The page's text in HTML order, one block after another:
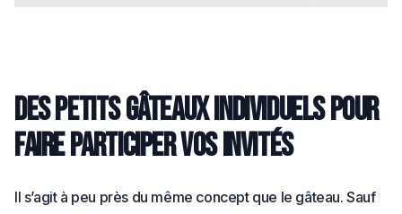
Des petits gâteaux individuels pour
faire participer vos invités
Il s’agit à peu près du même concept que le gâteau. Sauf